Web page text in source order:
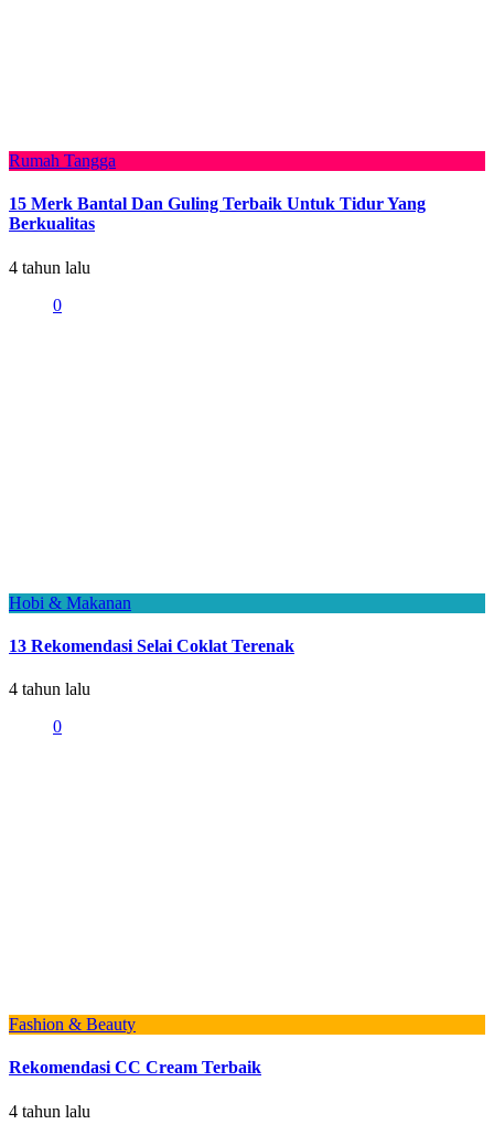
Rumah Tangga
15 Merk Bantal Dan Guling Terbaik Untuk Tidur Yang
Berkualitas
4 tahun lalu
0
Hobi & Makanan
13 Rekomendasi Selai Coklat Terenak
4 tahun lalu
0
Fashion & Beauty
Rekomendasi CC Cream Terbaik
4 tahun lalu